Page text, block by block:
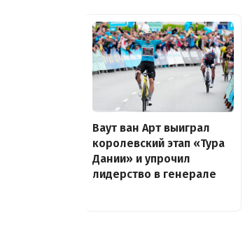
Ваут ван Арт выиграл
королевский этап «Тура
Дании» и упрочил
лидерство в генерале